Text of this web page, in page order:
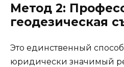
Метод 2:
геодезическая
Это единственный
юридически значимый